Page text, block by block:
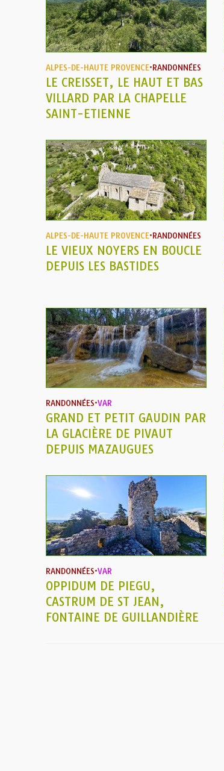
ALPES-DE-HAUTE PROVENCE•RANDONNÉES
LE CREISSET, LE HAUT ET BAS
VILLARD PAR LA CHAPELLE
SAINT-ETIENNE
ALPES-DE-HAUTE PROVENCE•RANDONNÉES
LE VIEUX NOYERS EN BOUCLE
DEPUIS LES BASTIDES
RANDONNÉES•VAR
GRAND ET PETIT GAUDIN PAR
LA GLACIÈRE DE PIVAUT
DEPUIS MAZAUGUES
RANDONNÉES•VAR
OPPIDUM DE PIEGU,
CASTRUM DE ST JEAN,
FONTAINE DE GUILLANDIÈRE